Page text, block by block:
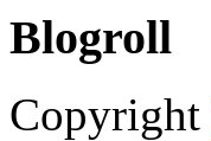
Blogroll
Copyright